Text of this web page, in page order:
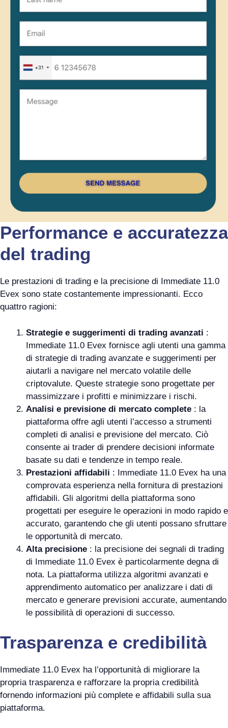
Performance e accuratezza
del trading
Le prestazioni di trading e la precisione di Immediate 11.0
Evex sono state costantemente impressionanti. Ecco
quattro ragioni:
Strategie e suggerimenti di trading avanzati :
Immediate 11.0 Evex fornisce agli utenti una gamma
di strategie di trading avanzate e suggerimenti per
aiutarli a navigare nel mercato volatile delle
criptovalute. Queste strategie sono progettate per
massimizzare i profitti e minimizzare i rischi.
Analisi e previsione di mercato complete : la
piattaforma offre agli utenti l’accesso a strumenti
completi di analisi e previsione del mercato. Ciò
consente ai trader di prendere decisioni informate
basate su dati e tendenze in tempo reale.
Prestazioni affidabili : Immediate 11.0 Evex ha una
comprovata esperienza nella fornitura di prestazioni
affidabili. Gli algoritmi della piattaforma sono
progettati per eseguire le operazioni in modo rapido e
accurato, garantendo che gli utenti possano sfruttare
le opportunità di mercato.
Alta precisione : la precisione dei segnali di trading
di Immediate 11.0 Evex è particolarmente degna di
nota. La piattaforma utilizza algoritmi avanzati e
apprendimento automatico per analizzare i dati di
mercato e generare previsioni accurate, aumentando
le possibilità di operazioni di successo.
Trasparenza e credibilità
Immediate 11.0 Evex ha l’opportunità di migliorare la
propria trasparenza e rafforzare la propria credibilità
fornendo informazioni più complete e affidabili sulla sua
piattaforma.